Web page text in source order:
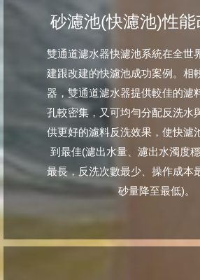
砂濾池(快濾池)性
雙通道濾水器快濾池系統在全世
建跟改建的快濾池成功案例。相
器，雙通道濾水器提供較佳的濾
孔較密集，又可均勻分配反洗水
供更好的濾料反洗效果，使快濾
到最佳(濾出水量、濾出水濁度
最長，反洗次數最少、操作成本
砂量降至最低)。